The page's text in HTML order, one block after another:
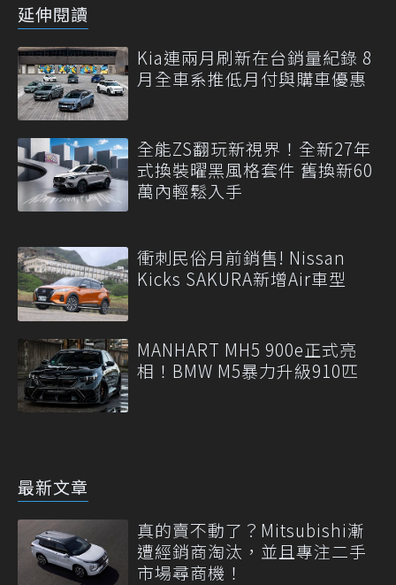
延伸閱讀
Kia連兩月刷新在台銷量紀錄 8
月全車系推低月付與購車優惠
全能ZS翻玩新視界！全新27年
式換裝曜黑風格套件 舊換新60
萬內輕鬆入手
衝刺民俗月前銷售! Nissan
Kicks SAKURA新增Air車型
MANHART MH5 900e正式亮
相！BMW M5暴力升級910匹
最新文章
真的賣不動了？Mitsubishi漸
遭經銷商淘汰，並且專注二手
市場尋商機！